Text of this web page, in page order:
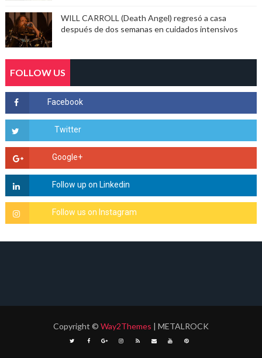
WILL CARROLL (Death Angel) regresó a casa
después de dos semanas en cuidados intensivos
FOLLOW US
Copyright © Way2Themes | METALROCK